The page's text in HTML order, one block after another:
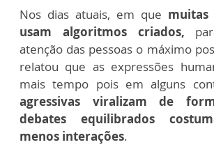
Nos dias atuais, em que muitas
usam algoritmos criados,
atenção das pessoas o máximo
relatou que as expressões
mais tempo pois em alguns
agressivas viralizam de
debates equilibrados
menos interações.